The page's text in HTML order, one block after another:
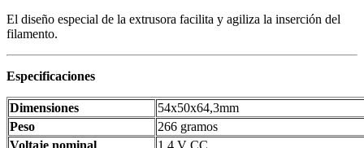
El diseño especial de la extrusora facilita y agiliza la inserción del
filamento.
Especificaciones
Dimensiones
54x50x64,3mm
Peso
266 gramos
Voltaje nominal
1,4 V CC